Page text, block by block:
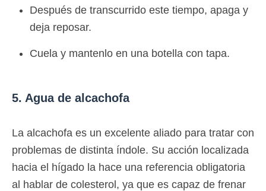
Después de transcurrido este tiempo, apaga y
deja reposar.
Cuela y mantenlo en una botella con tapa.
5. Agua de alcachofa
La alcachofa es un excelente aliado para tratar con
problemas de distinta índole. Su acción localizada
hacia el hígado la hace una referencia obligatoria
al hablar de colesterol, ya que es capaz de frenar